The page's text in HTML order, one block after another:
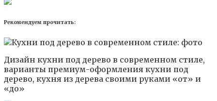
Рекомендуем прочитать:
Дизайн кухни под дерево в современном стиле,
варианты премиум-оформления кухни под
дерево, кухня из дерева своими руками «от» и
«до»